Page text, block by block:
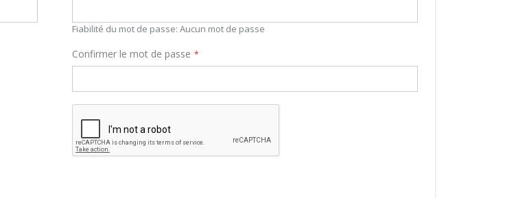
Fiabilité du mot de passe: Aucun mot de passe
Confirmer le mot de passe